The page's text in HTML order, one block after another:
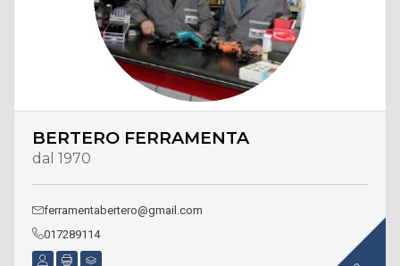
BERTERO FERRAMENTA
dal 1970
ferramentabertero@gmail.com
017289114